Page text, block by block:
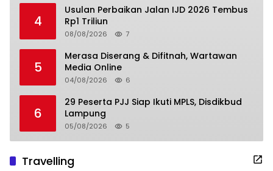
4
Usulan Perbaikan Jalan IJD 2026 Tembus
Rp1 Triliun
08/08/2026 7
5
Merasa Diserang & Difitnah, Wartawan
Media Online
04/08/2026 6
6
29 Peserta PJJ Siap Ikuti MPLS, Disdikbud
Lampung
05/08/2026 5
Travelling